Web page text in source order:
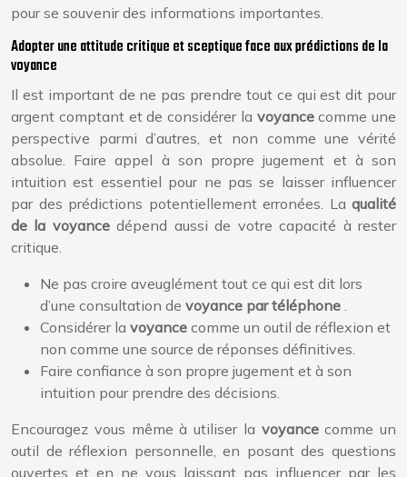
pour se souvenir des informations importantes.
Adopter une attitude critique et sceptique face aux prédictions de la
voyance
Il est important de ne pas prendre tout ce qui est dit pour
argent comptant et de considérer la voyancecomme une
perspective parmi d’autres, et non comme une vérité
absolue. Faire appel à son propre jugement et à son
intuition est essentiel pour ne pas se laisser influencer
par des prédictions potentiellement erronées. La qualité
de la voyancedépend aussi de votre capacité à rester
critique.
Ne pas croire aveuglément tout ce qui est dit lors
d’une consultation de voyance par téléphone .
Considérer la voyance comme un outil de réflexion et
non comme une source de réponses définitives.
Faire confiance à son propre jugement et à son
intuition pour prendre des décisions.
Encouragez vous même à utiliser la voyancecomme un
outil de réflexion personnelle, en posant des questions
ouvertes et en ne vous laissant pas influencer par les